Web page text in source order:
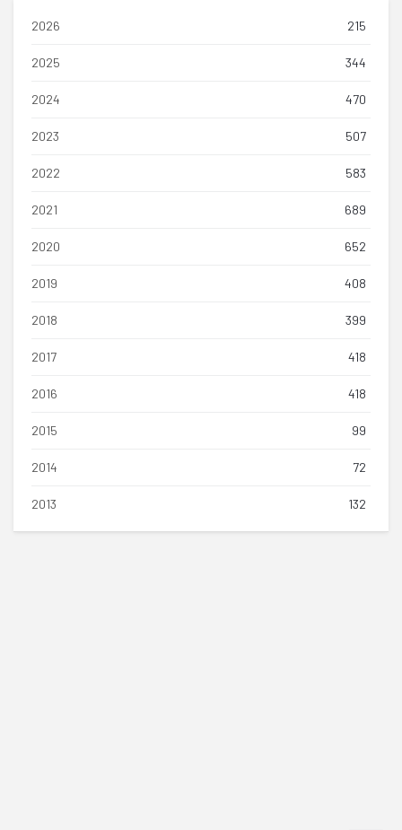
2026 215
2025 344
2024 470
2023 507
2022 583
2021 689
2020 652
2019 408
2018 399
2017 418
2016 418
2015 99
2014 72
2013 132